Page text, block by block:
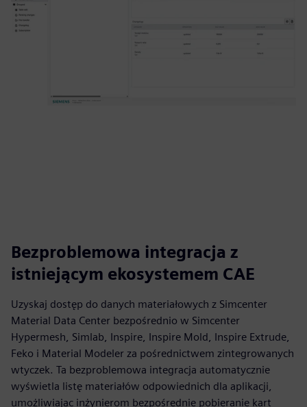
Bezproblemowa integracja z
istniejącym ekosystemem CAE
Uzyskaj dostęp do danych materiałowych z Simcenter
Material Data Center bezpośrednio w Simcenter
Hypermesh, Simlab, Inspire, Inspire Mold, Inspire Extrude,
Feko i Material Modeler za pośrednictwem zintegrowanych
wtyczek. Ta bezproblemowa integracja automatycznie
wyświetla listę materiałów odpowiednich dla aplikacji,
umożliwiając inżynierom bezpośrednie pobieranie kart